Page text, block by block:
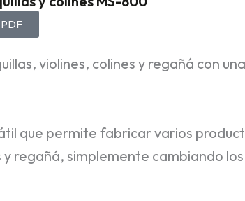
violines, colines y regañá con
que permite fabricar varios
regañá, simplemente cambiando